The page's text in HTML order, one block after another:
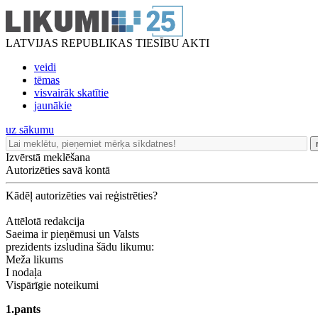
LATVIJAS REPUBLIKAS TIESĪBU AKTI
veidi
tēmas
visvairāk skatītie
jaunākie
uz sākumu
Izvērstā meklēšana
Autorizēties savā kontā
Kādēļ autorizēties vai reģistrēties?
Attēlotā redakcija
Saeima ir pieņēmusi un Valsts
prezidents izsludina šādu likumu:
Meža likums
I nodaļa
Vispārīgie noteikumi
1.pants